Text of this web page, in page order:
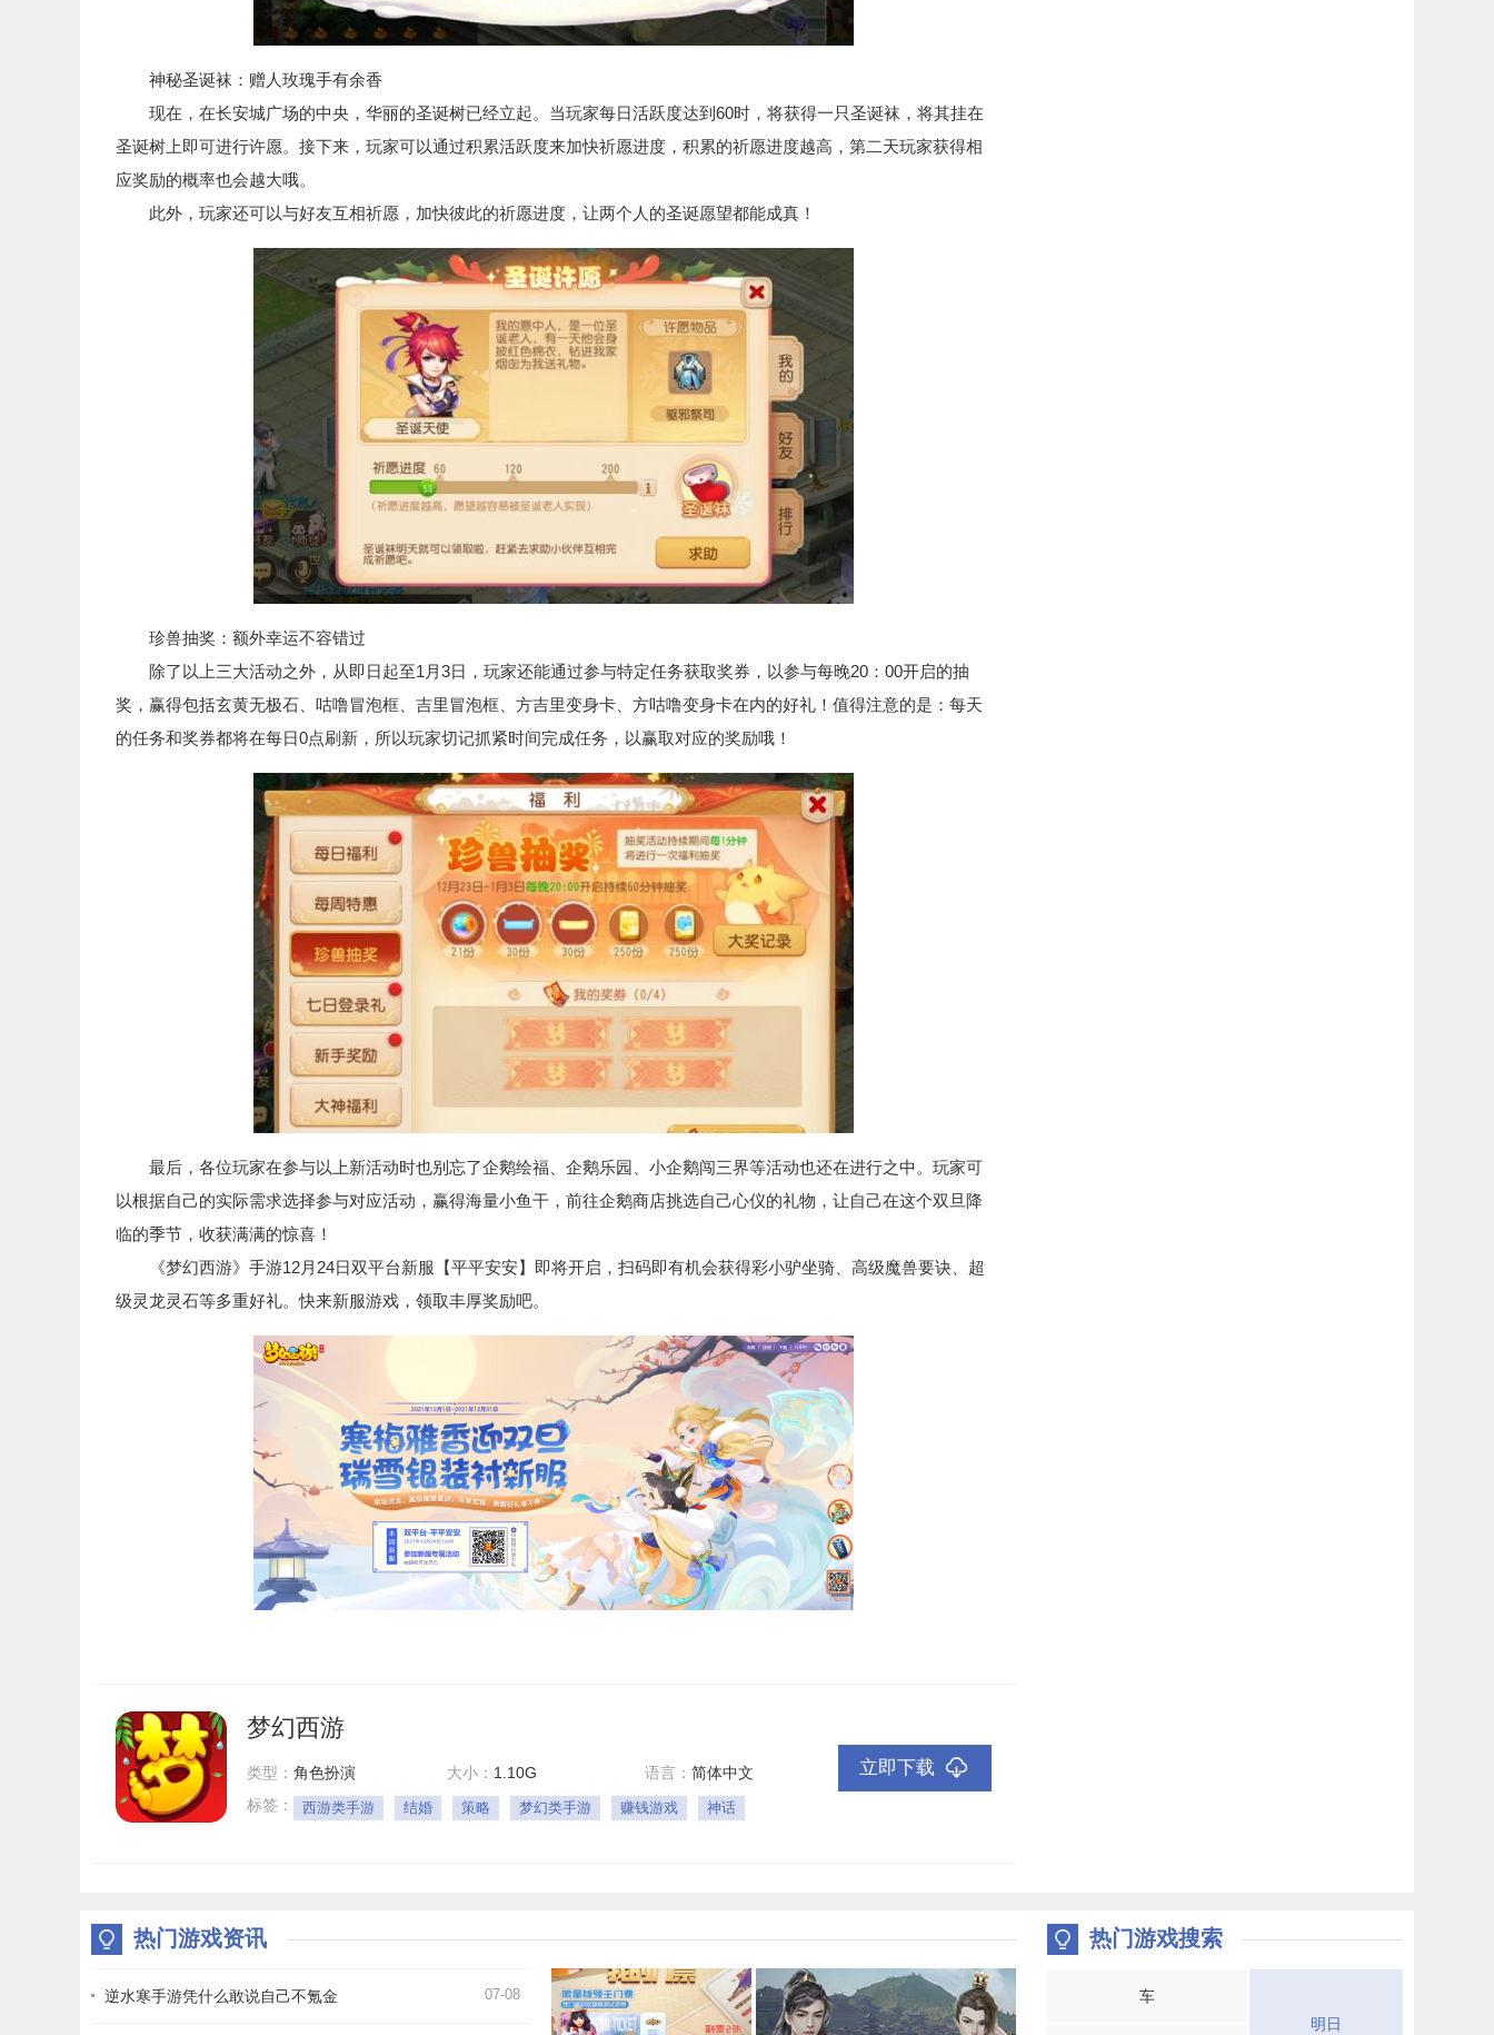
神秘圣诞袜：赠人玫瑰手有余香
现在，在长安城广场的中央，华丽的圣诞树已经立起。当玩家每日活跃度达到60时，将获得一只圣诞袜，将其挂在
圣诞树上即可进行许愿。接下来，玩家可以通过积累活跃度来加快祈愿进度，积累的祈愿进度越高，第二天玩家获得相
应奖励的概率也会越大哦。
此外，玩家还可以与好友互相祈愿，加快彼此的祈愿进度，让两个人的圣诞愿望都能成真！
珍兽抽奖：额外幸运不容错过
除了以上三大活动之外，从即日起至1月3日，玩家还能通过参与特定任务获取奖券，以参与每晚20：00开启的抽
奖，赢得包括玄黄无极石、咕噜冒泡框、吉里冒泡框、方吉里变身卡、方咕噜变身卡在内的好礼！值得注意的是：每天
的任务和奖券都将在每日0点刷新，所以玩家切记抓紧时间完成任务，以赢取对应的奖励哦！
最后，各位玩家在参与以上新活动时也别忘了企鹅绘福、企鹅乐园、小企鹅闯三界等活动也还在进行之中。玩家可
以根据自己的实际需求选择参与对应活动，赢得海量小鱼干，前往企鹅商店挑选自己心仪的礼物，让自己在这个双旦降
临的季节，收获满满的惊喜！
《梦幻西游》手游12月24日双平台新服【平平安安】即将开启，扫码即有机会获得彩小驴坐骑、高级魔兽要诀、超
级灵龙灵石等多重好礼。快来新服游戏，领取丰厚奖励吧。
梦幻西游
类型： 角色扮演 大小： 1.10G 语言： 简体中文
标签：
西游类手游 结婚 策略 梦幻类手游 赚钱游戏 神话
立即下载
热门游戏资讯
逆水寒手游凭什么敢说自己不氪金 07-08
热门游戏搜索
车
明日